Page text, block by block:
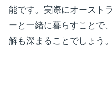
能です。実際にオースト
ーと一緒に暮らすことで
解も深まることでしょう。